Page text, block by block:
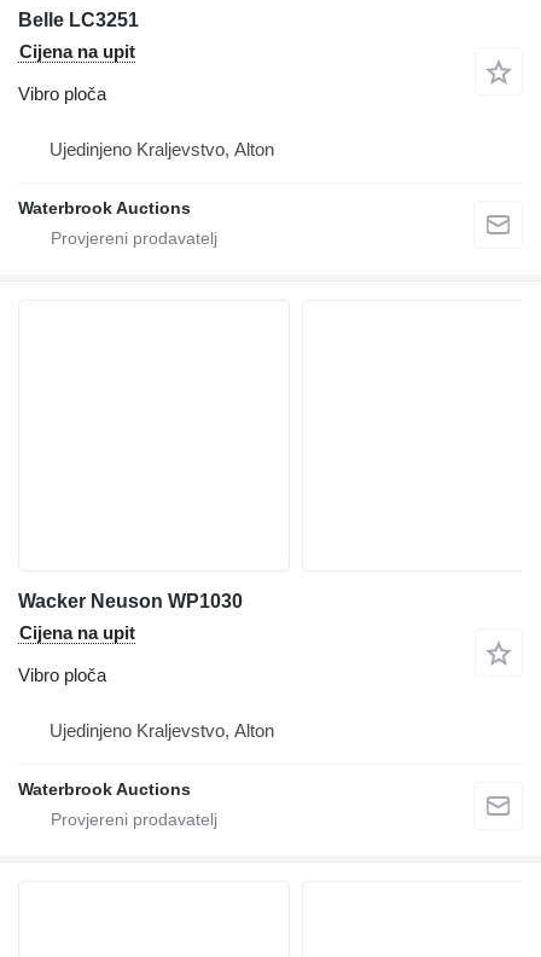
Belle LC3251
Cijena na upit
Vibro ploča
Ujedinjeno Kraljevstvo, Alton
Waterbrook Auctions
Wacker Neuson WP1030
Cijena na upit
Vibro ploča
Ujedinjeno Kraljevstvo, Alton
Waterbrook Auctions